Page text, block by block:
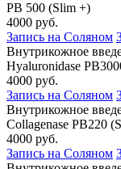
PB 500 (Slim +)
4000 руб.
Запись на Соляном
Внутрикожное
Hyaluronidase
4000 руб.
Запись на Соляном
Внутрикожное
Collagenase PB220
4000 руб.
Запись на Соляном